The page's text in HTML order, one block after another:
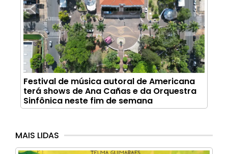
Festival de música autoral de Americana
terá shows de Ana Cañas e da Orquestra
Sinfônica neste fim de semana
MAIS LIDAS